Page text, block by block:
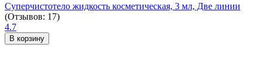
Суперчистотело жидкость косметическая, 3 мл, Две линии
(Отзывов: 17)
4.7
В корзину